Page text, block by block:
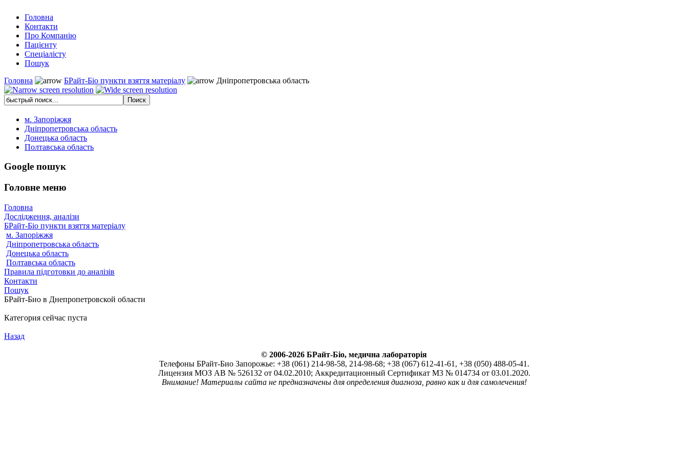
Головна
Контакти
Про Компанію
Пацієнту
Спеціалісту
Пошук
Головна
БРайт-Біо пункти взяття матеріалу Дніпропетровська область
м. Запоріжжя
Дніпропетровська область
Донецька область
Полтавська область
Google пошук
Головне меню
Головна
Дослідження, аналізи
БРайт-Біо пункти взяття матеріалу
м. Запоріжжя
Дніпропетровська область
Донецька область
Полтавська область
Правила підготовки до аналізів
Контакти
Пошук
БРайт-Био в Днепропетровской области
Категория сейчас пуста
Назад
© 2006-2026 БРайт-Біо, медична лабораторія
Телефоны БРайт-Био Запорожье: +38 (061) 214-98-58, 214-98-68; +38 (067) 612-41-61, +38 (050) 488-05-41.
Лицензия МОЗ АВ № 526132 от 04.02.2010; Аккредитационный Сертификат М3 № 014734 от 03.01.2020.
Внимание! Материалы сайта не предназначены для определения диагноза, равно как и для самолечения!